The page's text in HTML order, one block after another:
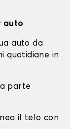
auto
auto da
quotidiane in
parte
il telo con